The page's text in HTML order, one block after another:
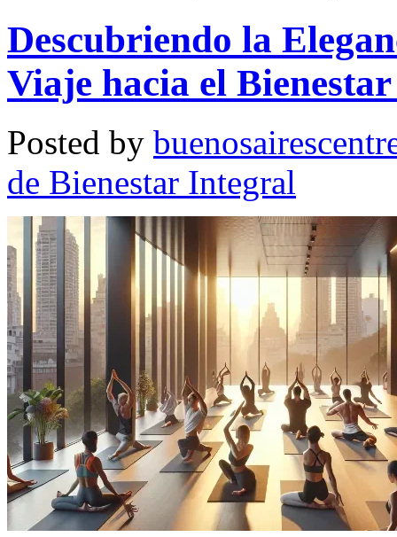
Descubriendo la
Viaje hacia el
Posted by
de Bienestar Integral